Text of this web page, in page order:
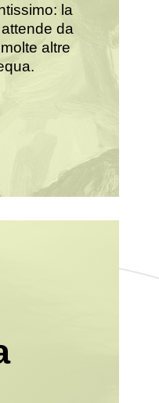
la
da
altre